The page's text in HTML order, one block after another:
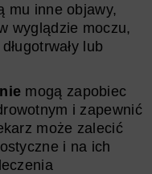
mu inne objawy,
wyglądzie moczu,
lub
mogą zapobiec
i zapewnić
może zalecić
i na ich